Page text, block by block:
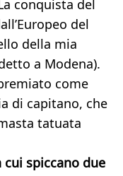
conquista del
del
della mia
a Modena).
come
di capitano, che
tatuata
spiccano due